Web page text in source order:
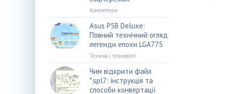
Компютери
Asus P5B Deluxe:
Повний технічний огляд
легенди епохи LGA775
Техніка і технології
Чим відкрити файл
*.spl7: інструкція та
способи конвертації